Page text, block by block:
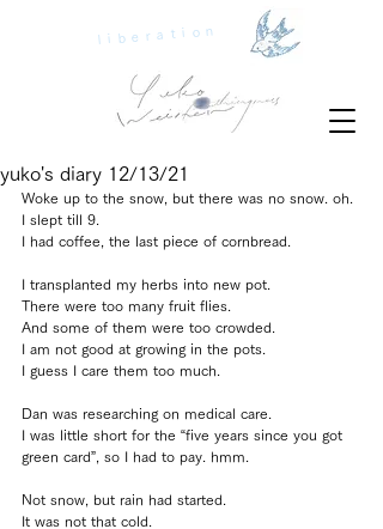
liberation
yuko's diary 12/13/21
Woke up to the snow, but there was no snow. oh.
I slept till 9.
I had coffee, the last piece of cornbread.
I transplanted my herbs into new pot.
There were too many fruit flies.
And some of them were too crowded.
I am not good at growing in the pots.
I guess I care them too much.
Dan was researching on medical care.
I was little short for the “five years since you got
green card”, so I had to pay. hmm.
Not snow, but rain had started.
It was not that cold.